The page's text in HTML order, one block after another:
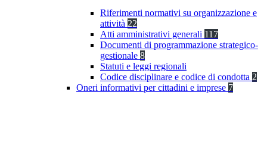
Riferimenti normativi su organizzazione e
attività 22
Atti amministrativi generali 117
Documenti di programmazione strategico-
gestionale 8
Statuti e leggi regionali
Codice disciplinare e codice di condotta 2
Oneri informativi per cittadini e imprese 7